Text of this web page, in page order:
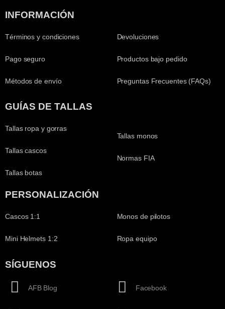
INFORMACIÓN
Términos y condiciones
Pago seguro
Métodos de envío
Devoluciones
Productos bajo pedido
Preguntas Frecuentes (FAQs)
GUÍAS DE TALLAS
Tallas ropa y gorras
Tallas cascos
Tallas botas
Tallas monos
Normas FIA
PERSONALIZACIÓN
Cascos 1:1
Mini Helmets 1:2
Monos de pilotos
Ropa equipo
SÍGUENOS
AFB Blog Facebook